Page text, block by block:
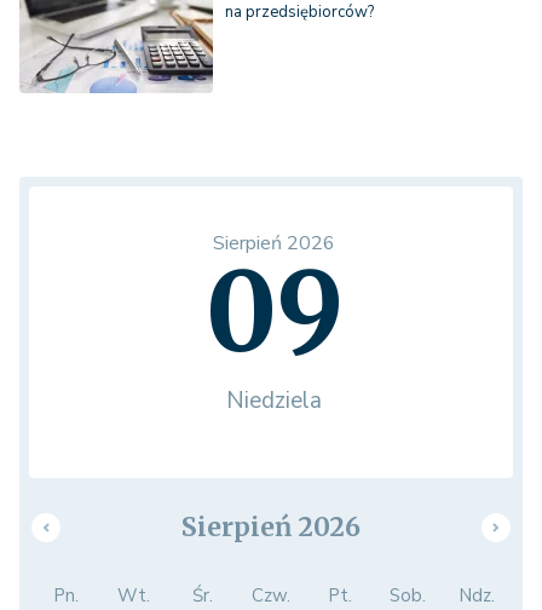
na przedsiębiorców?
Sierpień 2026
09
Niedziela
Sierpień 2026
Pn. Wt. Śr. Czw. Pt. Sob. Ndz.